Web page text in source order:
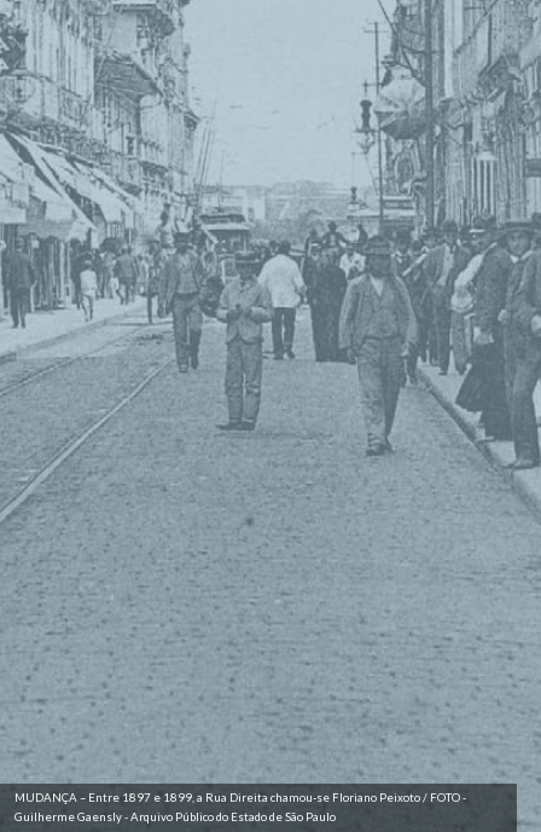
MUDANÇA – Entre 1897 e 1899, a Rua Direita chamou-se Floriano Peixoto / FOTO -
Guilherme Gaensly - Arquivo Público do Estado de São Paulo